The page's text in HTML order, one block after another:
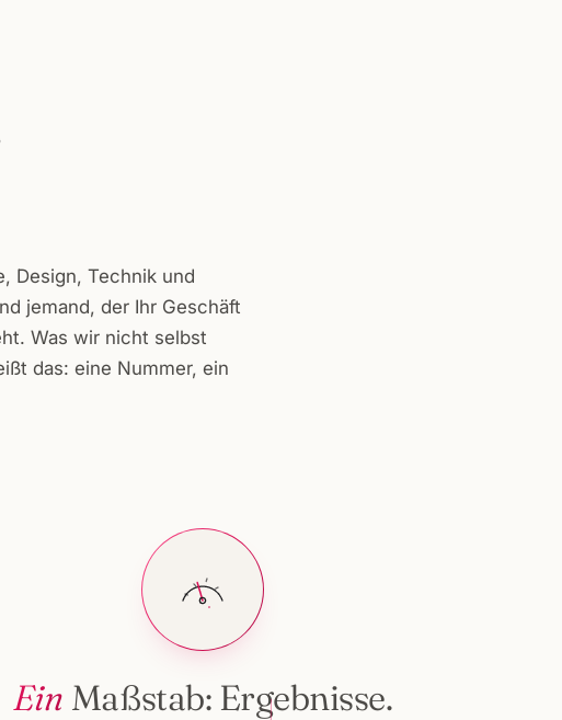
Design, Technik und
jemand, der Ihr Geschäft
Was wir nicht selbst
das: eine Nummer, ein
Ein Maßstab: Ergebnisse.